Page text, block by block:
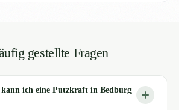
gestellte Fragen
ich eine Putzkraft in Bedburg